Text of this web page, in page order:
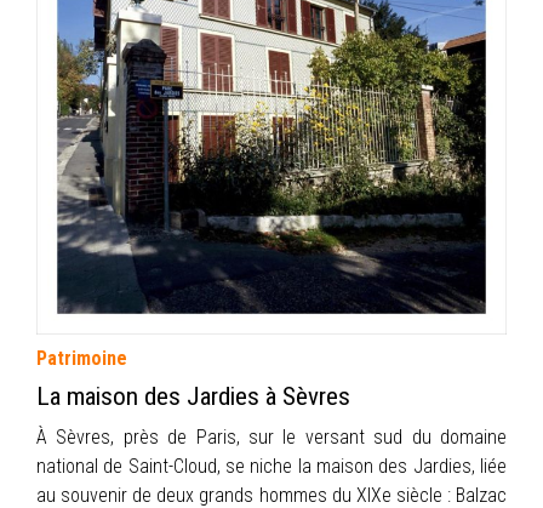
PORTFOLIO
CONTACT
Patrimoine
La maison des Jardies à Sèvres
À Sèvres, près de Paris, sur le versant sud du domaine
national de Saint-Cloud, se niche la maison des Jardies, liée
au souvenir de deux grands hommes du XIXe siècle : Balzac